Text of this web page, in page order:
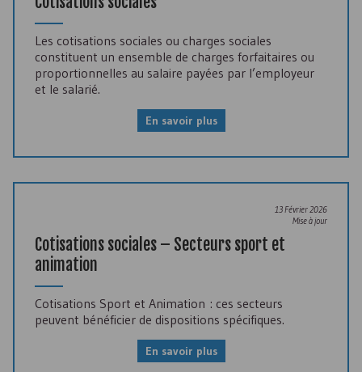
Les cotisations sociales ou charges sociales
constituent un ensemble de charges forfaitaires ou
proportionnelles au salaire payées par l’employeur
et le salarié.
En savoir plus
13 Février 2026
Mise à jour
Cotisations sociales – Secteurs sport et
animation
Cotisations Sport et Animation : ces secteurs
peuvent bénéficier de dispositions spécifiques.
En savoir plus